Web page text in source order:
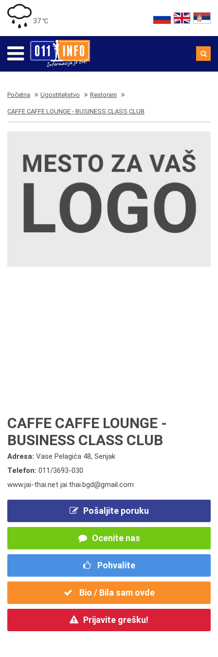
37 ℃
Početna Ugostiteljstvo Restorani
CAFFE CAFFE LOUNGE - BUSINESS CLASS CLUB
CAFFE CAFFE LOUNGE -
BUSINESS CLASS CLUB
Adresa: Vase Pelagića 48, Senjak
Telefon: 011/3693-030
www.jai-thai.net jai.thai.bgd@gmail.com
Pošaljite poruku
Ocenite nas
Pohvalite
Bio / Bila sam ovde
Prijavite grešku!